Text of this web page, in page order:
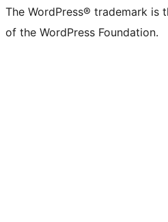
The WordPress® trademark is
of the WordPress Foundation.